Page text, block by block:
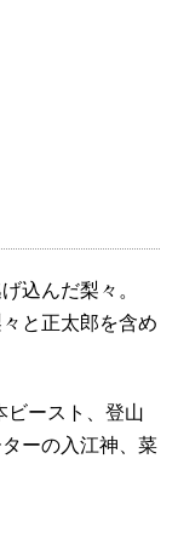
込んだ梨々。
と正太郎を含め
ビースト、登山
ーの入江神、菜